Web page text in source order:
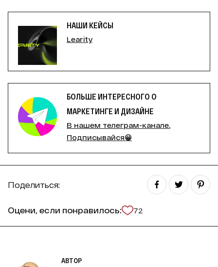
НАШИ КЕЙСЫ
Learity
БОЛЬШЕ ИНТЕРЕСНОГО О
МАРКЕТИНГЕ И ДИЗАЙНЕ
В нашем телеграм-канале.
Подписывайся😀
Поделиться:
Оцени, если понравилось: 72
АВТОР